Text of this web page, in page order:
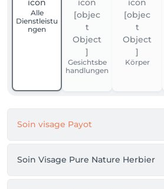
Alle
Dienstleistu
ngen
Gesichtsbe
handlungen
Körper
Soin visage Payot
Soin Visage Pure Nature Herbier